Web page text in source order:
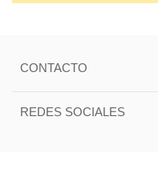
CONTACTO
REDES SOCIALES